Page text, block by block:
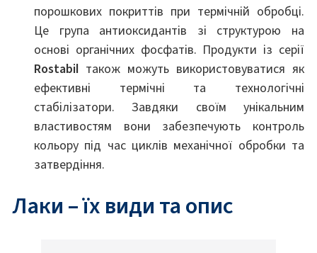
порошкових покриттів при термічній обробці.
Це група антиоксидантів зі структурою на
основі органічних фосфатів. Продукти із серії
Rostabilтакож можуть використовуватися як
ефективні термічні та технологічні
стабілізатори. Завдяки своїм унікальним
властивостям вони забезпечують контроль
кольору під час циклів механічної обробки та
затвердіння.
Лаки – їх види та опис